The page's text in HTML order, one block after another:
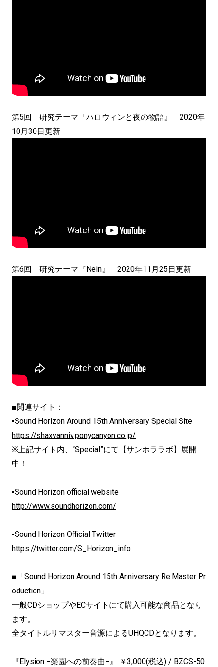
第5回 研究テーマ『ハロウィンと夜の物語』 2020年
10月30日更新
第6回 研究テーマ『Nein』 2020年11月25日更新
■関連サイト：
▪Sound Horizon Around 15th Anniversary Special Site
https://shaxvanniv.ponycanyon.co.jp/
※上記サイト内、“Special”にて【サンホララボ】 展開
中！
▪Sound Horizon official website
http://www.soundhorizon.com/
▪Sound Horizon Official Twitter
https://twitter.com/S_Horizon_info
■「Sound Horizon Around 15th Anniversary Re:Master Pr
oduction」
一般CDショップやECサイトにて購入可能な商品となり
ます。
全タイトルリマスター音源によるUHQCDとなります。
『Elysion −楽園への前奏曲−』 ￥3,000(税込) / BZCS-50